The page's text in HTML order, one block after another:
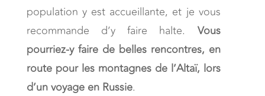
population y est accueillante, et je vous
recommande d’y faire halte. Vous
pourriez-y faire de belles rencontres, en
route pour les montagnes de l’Altaï, lors
d’un voyage en Russie.